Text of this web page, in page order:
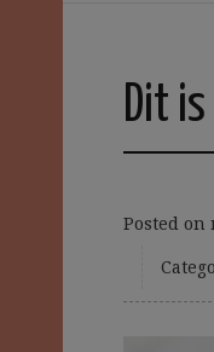
Dit
Posted on